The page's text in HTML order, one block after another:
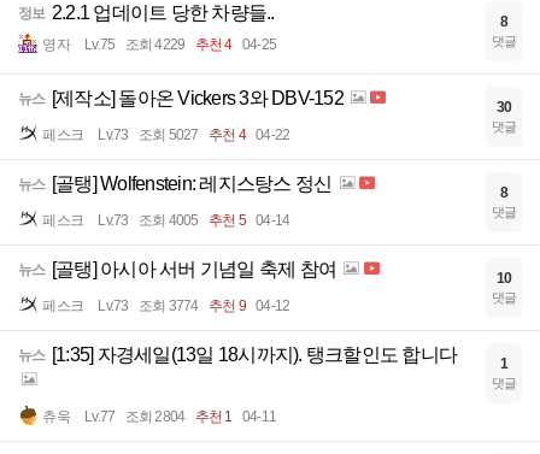
정보 2.2.1 업데이트 당한 차량들..
영자 Lv.75 조회 4229 추천 4 04-25
8
댓글
뉴스 [제작소] 돌아온 Vickers 3와 DBV-152
페스크 Lv.73 조회 5027 추천 4 04-22
30
댓글
뉴스 [골탱] Wolfenstein: 레지스탕스 정신
페스크 Lv.73 조회 4005 추천 5 04-14
8
댓글
뉴스 [골탱] 아시아 서버 기념일 축제 참여
페스크 Lv.73 조회 3774 추천 9 04-12
10
댓글
뉴스 [1:35] 자경세일(13일 18시까지). 탱크할인도 합니다
츄욱 Lv.77 조회 2804 추천 1 04-11
1
댓글